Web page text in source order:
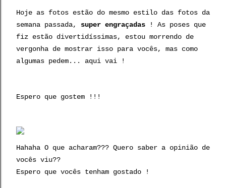
Hoje as fotos estão do mesmo estilo das fotos da
semana passada, super engraçadas
! As poses que
fiz estão divertidíssimas, estou morrendo de
vergonha de mostrar isso para vocês, mas como
algumas pedem... aqui vai !
Espero que gostem !!!
Hahaha O que acharam??? Quero saber a opinião de
vocês viu??
Espero que vocês tenham gostado !